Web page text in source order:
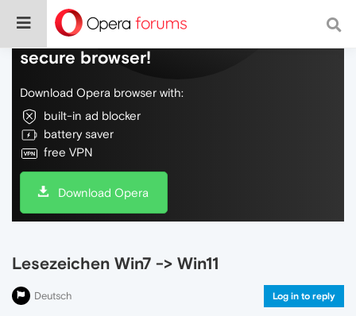
Do more on the web, with a fast and
secure browser!
Download Opera browser with:
built-in ad blocker
battery saver
free VPN
Download Opera
Lesezeichen Win7 -> Win11
Deutsch Log in to reply